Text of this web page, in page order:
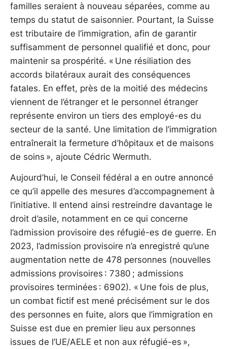
familles seraient à nouveau séparées, comme au
temps du statut de saisonnier. Pourtant, la Suisse
est tributaire de l’immigration, afin de garantir
suffisamment de personnel qualifié et donc, pour
maintenir sa prospérité. « Une résiliation des
accords bilatéraux aurait des conséquences
fatales. En effet, près de la moitié des médecins
viennent de l’étranger et le personnel étranger
représente environ un tiers des employé-es du
secteur de la santé. Une limitation de l’immigration
entraînerait la fermeture d’hôpitaux et de maisons
de soins », ajoute Cédric Wermuth.
Aujourd’hui, le Conseil fédéral a en outre annoncé
ce qu’il appelle des mesures d’accompagnement à
l’initiative. Il entend ainsi restreindre davantage le
droit d’asile, notamment en ce qui concerne
l’admission provisoire des réfugié-es de guerre. En
2023, l’admission provisoire n’a enregistré qu’une
augmentation nette de 478 personnes (nouvelles
admissions provisoires : 7380 ; admissions
provisoires terminées : 6902). « Une fois de plus,
un combat fictif est mené précisément sur le dos
des personnes en fuite, alors que l’immigration en
Suisse est due en premier lieu aux personnes
issues de l’UE/AELE et non aux réfugié-es »,